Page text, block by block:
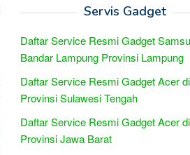
Servis Gadget
Daftar Service Resmi Gadget
Bandar Lampung Provinsi Lampung
Daftar Service Resmi Gadget Acer
Provinsi Sulawesi Tengah
Daftar Service Resmi Gadget Acer
Provinsi Jawa Barat